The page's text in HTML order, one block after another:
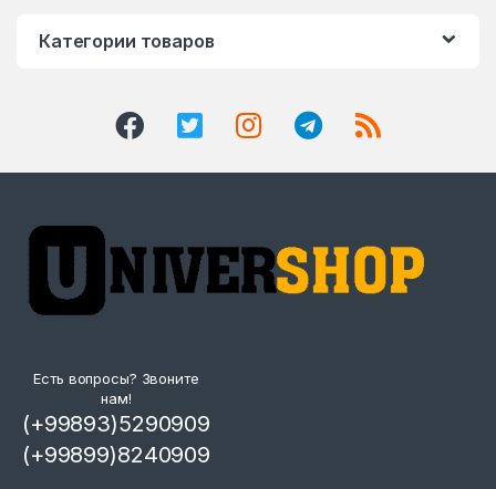
Категории товаров
Есть вопросы? Звоните
нам!
(+99893)5290909
(+99899)8240909